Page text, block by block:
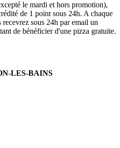
le mardi et hors promotion),
de 1 point sous 24h. A chaque
sous 24h par email un
de bénéficier d'une pizza gratuite.
LES-BAINS